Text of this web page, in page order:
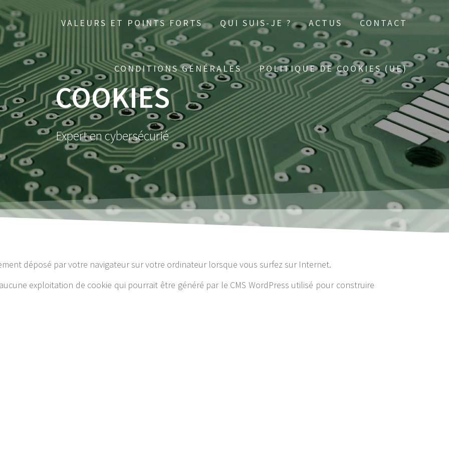
VALEURS ET POINTS FORTS QUI SUIS-JE ? ACTUS CONTACT
CONDITIONS GÉNÉRALES POLITIQUE DE COOKIES (UE)
COOKIES
Expert en cybersécurié
déposé par votre navigateur sur votre ordinateur lorsque vous surfez sur Internet.
exploitation de cookie qui pourrait être généré par le CMS WordPress utilisé pour construire